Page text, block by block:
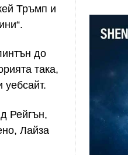
Тръмп и
до
така,
уебсайт.
Рейгън,
Лайза